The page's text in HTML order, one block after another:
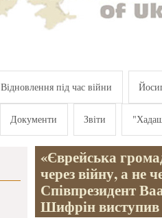
Відновлення під час війни
Документи Звіти
«Єврейська
через війну, а не
Співпрезидент
Шифрін виступив